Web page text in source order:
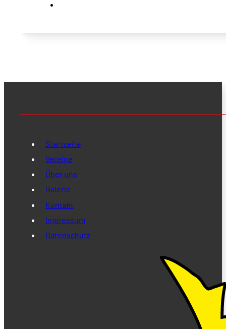
Startseite
Vereine
Über uns
Galerie
Kontakt
Impressum
Datenschutz